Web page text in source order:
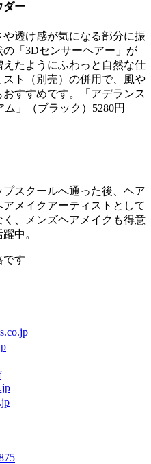
ダー
透け感が気になる部分に振
「3Dセンサーヘアー」が
たようにふわっと自然な仕
スト（別売）の併用で、風や
すすめです。「アデランス
」（ブラック）5280円
スクールへ通った後、ヘア
メイクアーティストとして
、メンズヘアメイクも得意
中。
です